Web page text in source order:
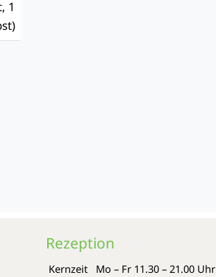
1
Rezeption
Kernzeit
Mo – Fr 11.30 – 21.00 Uhr